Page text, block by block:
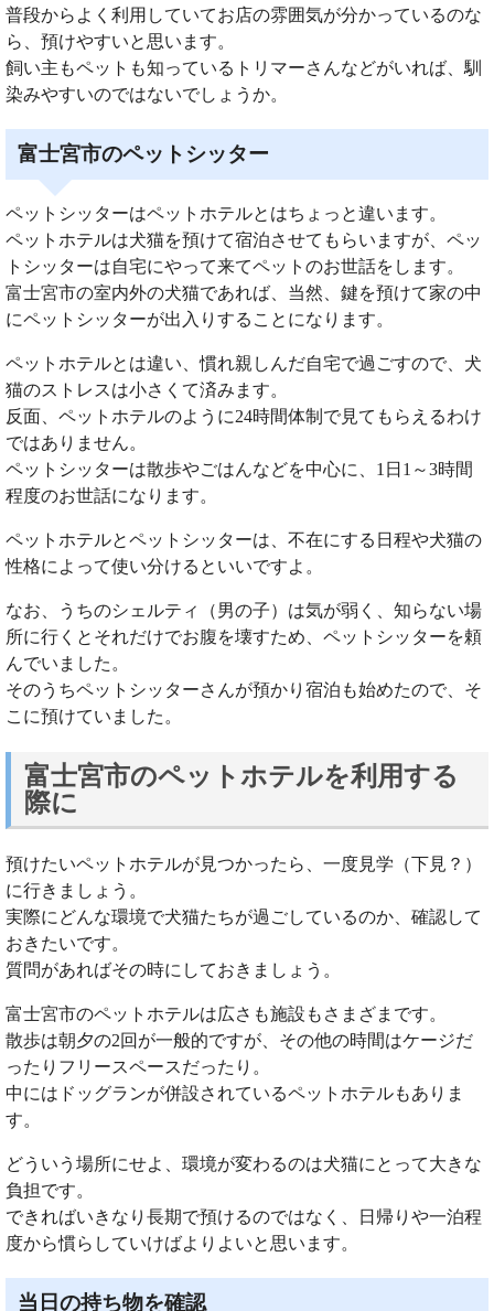
普段からよく利用していてお店の雰囲気が分かっているのな
ら、預けやすいと思います。
飼い主もペットも知っているトリマーさんなどがいれば、馴
染みやすいのではないでしょうか。
富士宮市のペットシッター
ペットシッターはペットホテルとはちょっと違います。
ペットホテルは犬猫を預けて宿泊させてもらいますが、ペッ
トシッターは自宅にやって来てペットのお世話をします。
富士宮市の室内外の犬猫であれば、当然、鍵を預けて家の中
にペットシッターが出入りすることになります。
ペットホテルとは違い、慣れ親しんだ自宅で過ごすので、犬
猫のストレスは小さくて済みます。
反面、ペットホテルのように24時間体制で見てもらえるわけ
ではありません。
ペットシッターは散歩やごはんなどを中心に、1日1～3時間
程度のお世話になります。
ペットホテルとペットシッターは、不在にする日程や犬猫の
性格によって使い分けるといいですよ。
なお、うちのシェルティ（男の子）は気が弱く、知らない場
所に行くとそれだけでお腹を壊すため、ペットシッターを頼
んでいました。
そのうちペットシッターさんが預かり宿泊も始めたので、そ
こに預けていました。
富士宮市のペットホテルを利用する
際に
預けたいペットホテルが見つかったら、一度見学（下見？）
に行きましょう。
実際にどんな環境で犬猫たちが過ごしているのか、確認して
おきたいです。
質問があればその時にしておきましょう。
富士宮市のペットホテルは広さも施設もさまざまです。
散歩は朝夕の2回が一般的ですが、その他の時間はケージだ
ったりフリースペースだったり。
中にはドッグランが併設されているペットホテルもありま
す。
どういう場所にせよ、環境が変わるのは犬猫にとって大きな
負担です。
できればいきなり長期で預けるのではなく、日帰りや一泊程
度から慣らしていけばよりよいと思います。
当日の持ち物を確認